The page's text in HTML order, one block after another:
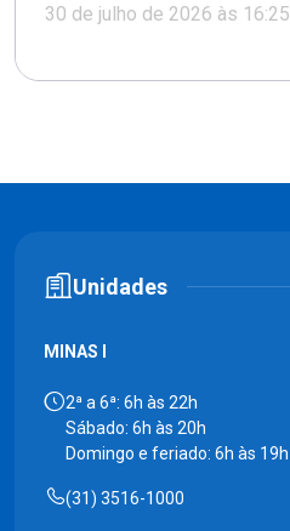
30 de julho de 2026 às 16:25
Unidades
MINAS I
2ª a 6ª: 6h às 22h
Sábado: 6h às 20h
Domingo e feriado: 6h às 19h
(31) 3516-1000